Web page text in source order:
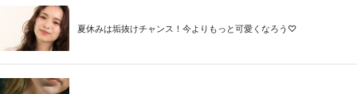
夏休みは垢抜けチャンス！今よりもっと可愛くなろう♡